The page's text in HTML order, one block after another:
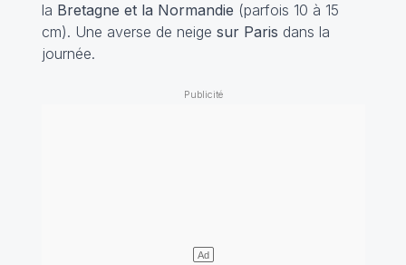
la Bretagne et la Normandie (parfois 10 à 15
cm). Une averse de neige sur Paris dans la
journée.